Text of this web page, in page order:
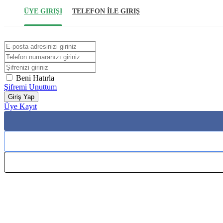
ÜYE GIRIŞI TELEFON İLE GIRIŞ
Beni Hatırla
Şifremi Unuttum
Giriş Yap
Üye Kayıt